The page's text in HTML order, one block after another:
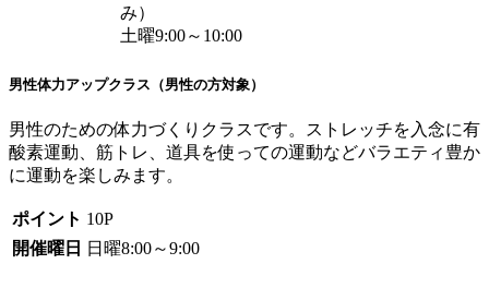
み）
土曜9:00～10:00
男性体力アップクラス（男性の方対象）
男性のための体力づくりクラスです。ストレッチを入念に有
酸素運動、筋トレ、道具を使っての運動などバラエティ豊か
に運動を楽しみます。
ポイント 10P
開催曜日
日曜8:00～9:00